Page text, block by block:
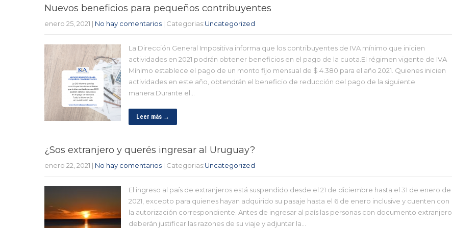
Nuevos beneficios para pequeños contribuyentes
enero 25, 2021 | No hay comentarios | Categorias:Uncategorized
La Dirección General Impositiva informa que los contribuyentes de IVA mínimo que inicien
actividades en 2021 podrán obtener beneficios en el pago de la cuota.El régimen vigente de IVA
Mínimo establece el pago de un monto fijo mensual de $ 4.380 para el año 2021. Quienes inicien
actividades en este año, obtendrán el beneficio de reducción del pago de la siguiente
manera:Durante el…
Leer más →
¿Sos extranjero y querés ingresar al Uruguay?
enero 22, 2021 | No hay comentarios | Categorias:Uncategorized
El ingreso al país de extranjeros está suspendido desde el 21 de diciembre hasta el 31 de enero de
2021, excepto para quienes hayan adquirido su pasaje hasta el 6 de enero inclusive y cuenten con
la autorización correspondiente. Antes de ingresar al país las personas con documento extranjero
deberán justificar las razones de su viaje y adjuntar la…